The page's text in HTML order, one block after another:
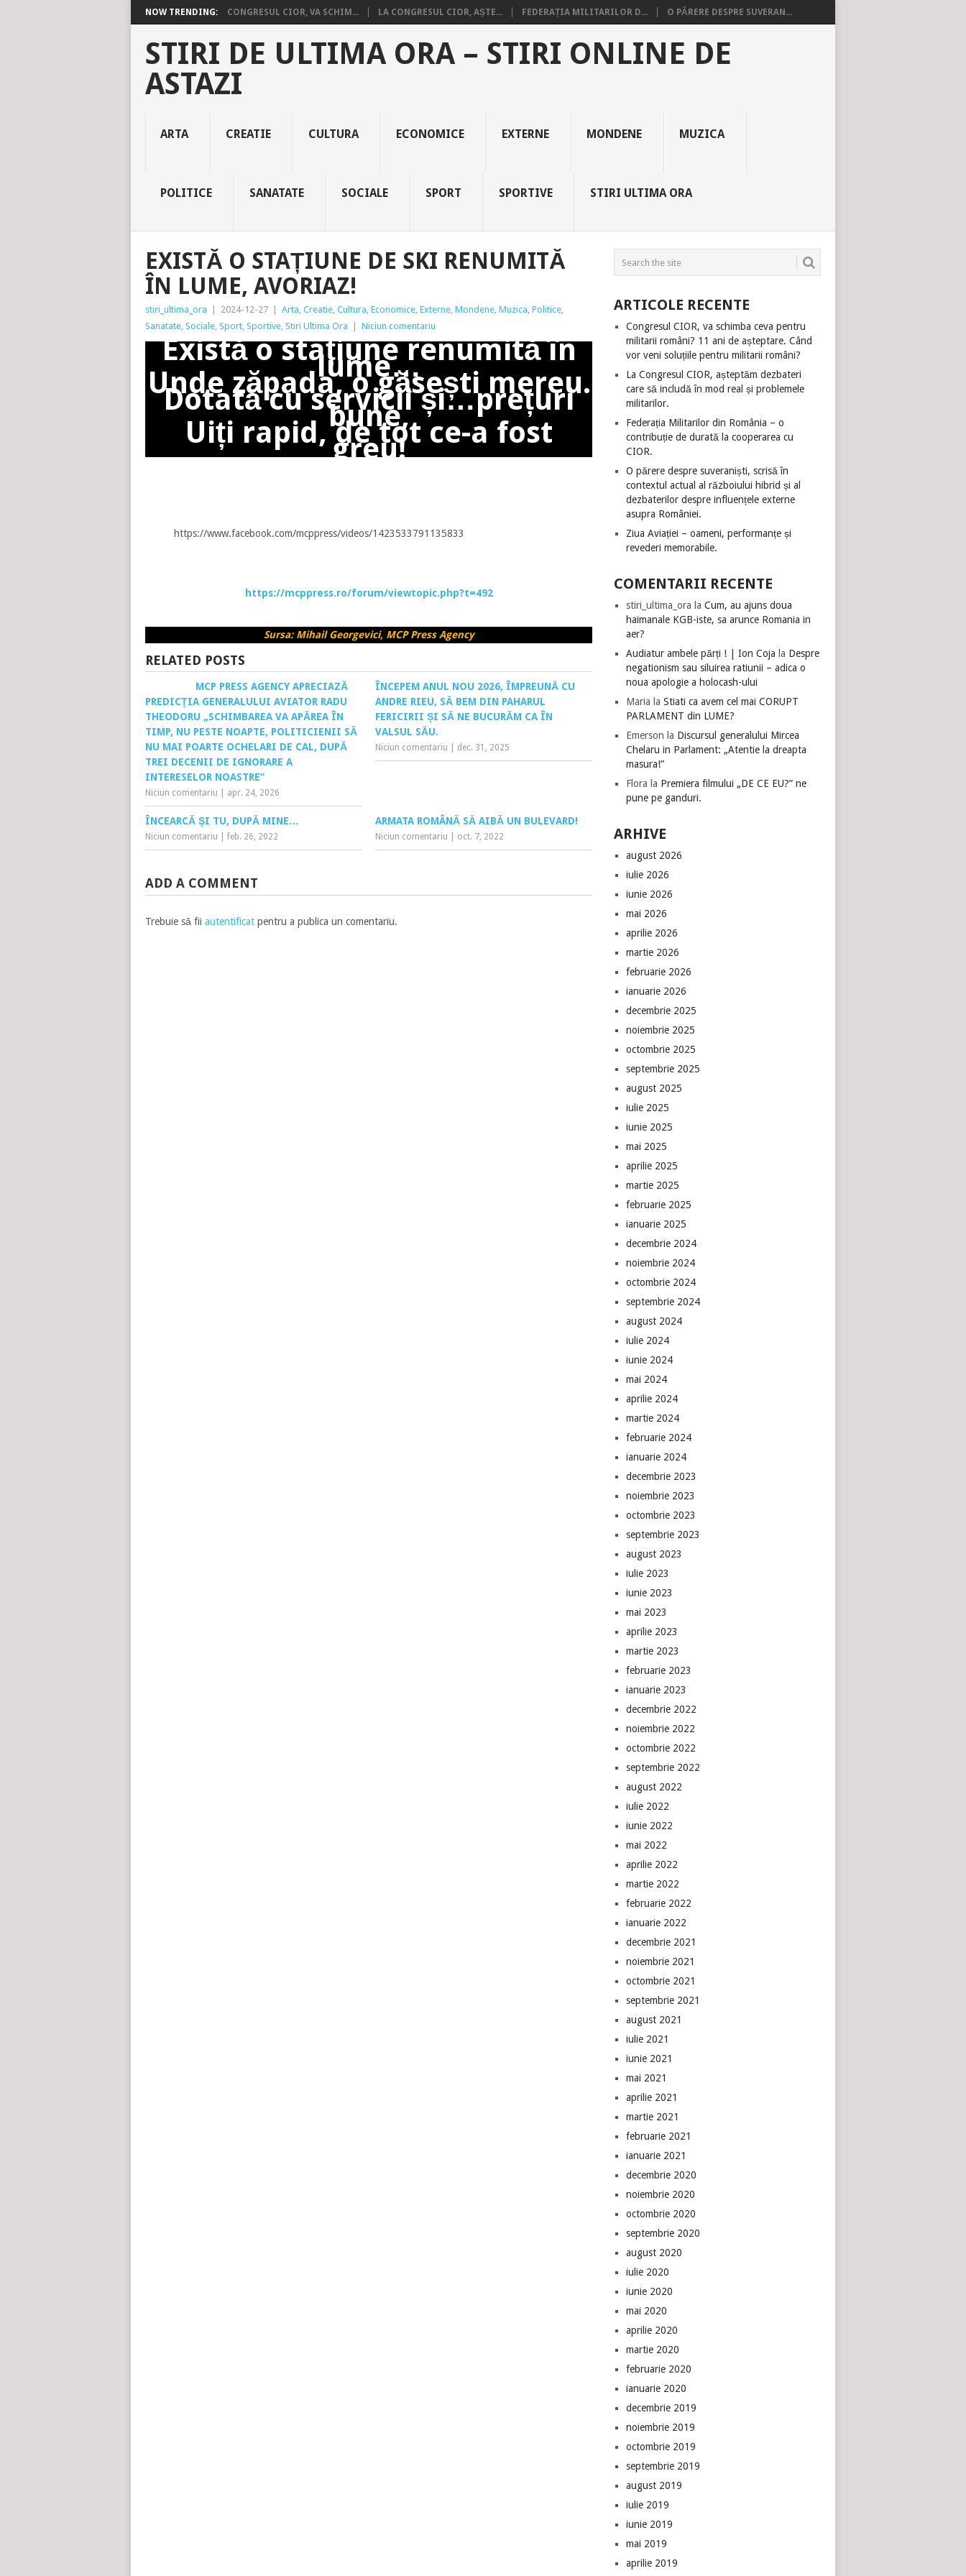
NOW TRENDING: CONGRESUL CIOR, VA SCHIM... LA CONGRESUL CIOR, AȘTE... FEDERAȚIA MILITARILOR D... O PĂRERE DESPRE SUVERAN...
STIRI DE ULTIMA ORA – STIRI ONLINE DE
ASTAZI
ARTA CREATIE CULTURA ECONOMICE EXTERNE MONDENE MUZICA
POLITICE SANATATE SOCIALE SPORT SPORTIVE STIRI ULTIMA ORA
EXISTĂ O STAȚIUNE DE SKI RENUMITĂ
ÎN LUME, AVORIAZ!
stiri_ultima_ora 2024-12-27 Arta, Creatie, Cultura, Economice, Externe, Mondene, Muzica, Politice,
Sanatate, Sociale, Sport, Sportive, Stiri Ultima Ora Niciun comentariu
Există o stațiune renumită în
lume…
Unde zăpada, o găsești mereu.
Dotată cu servicii și…prețuri
bune,
Uiți rapid, de tot ce-a fost
greu!
https://www.facebook.com/mcppress/videos/1423533791135833
https://mcppress.ro/forum/viewtopic.php?t=492
Sursa: Mihail Georgevici, MCP Press Agency
RELATED POSTS
MCP PRESS AGENCY APRECIAZĂ
PREDICȚIA GENERALULUI AVIATOR RADU
THEODORU „SCHIMBAREA VA APĂREA ÎN
TIMP, NU PESTE NOAPTE, POLITICIENII SĂ
NU MAI POARTE OCHELARI DE CAL, DUPĂ
TREI DECENII DE IGNORARE A
INTERESELOR NOASTRE”
Niciun comentariu apr. 24, 2026
ÎNCEPEM ANUL NOU 2026, ÎMPREUNĂ CU
ANDRE RIEU, SĂ BEM DIN PAHARUL
FERICIRII ȘI SĂ NE BUCURĂM CA ÎN
VALSUL SĂU.
Niciun comentariu dec. 31, 2025
ÎNCEARCĂ ȘI TU, DUPĂ MINE…
Niciun comentariu feb. 26, 2022
ARMATA ROMÂNĂ SĂ AIBĂ UN BULEVARD!
Niciun comentariu oct. 7, 2022
ADD A COMMENT
Trebuie să fii autentificat pentru a publica un comentariu.
ARTICOLE RECENTE
Congresul CIOR, va schimba ceva pentru
militarii români? 11 ani de așteptare. Când
vor veni soluțiile pentru militarii români?
La Congresul CIOR, așteptăm dezbateri
care să includă în mod real și problemele
militarilor.
Federația Militarilor din România – o
contribuție de durată la cooperarea cu
CIOR.
O părere despre suveraniști, scrisă în
contextul actual al războiului hibrid și al
dezbaterilor despre influențele externe
asupra României.
Ziua Aviației – oameni, performanțe și
revederi memorabile.
COMENTARII RECENTE
stiri_ultima_ora laCum, au ajuns doua
haimanale KGB-iste, sa arunce Romania in
aer?
Audiatur ambele părți ! | Ion Coja la Despre
negationism sau siluirea ratiunii – adica o
noua apologie a holocash-ului
Maria laStiati ca avem cel mai CORUPT
PARLAMENT din LUME?
Emerson la Discursul generalului Mircea
Chelaru in Parlament: „Atentie la dreapta
masura!”
Flora la Premiera filmului „DE CE EU?” ne
pune pe ganduri.
ARHIVE
august 2026
iulie 2026
iunie 2026
mai 2026
aprilie 2026
martie 2026
februarie 2026
ianuarie 2026
decembrie 2025
noiembrie 2025
octombrie 2025
septembrie 2025
august 2025
iulie 2025
iunie 2025
mai 2025
aprilie 2025
martie 2025
februarie 2025
ianuarie 2025
decembrie 2024
noiembrie 2024
octombrie 2024
septembrie 2024
august 2024
iulie 2024
iunie 2024
mai 2024
aprilie 2024
martie 2024
februarie 2024
ianuarie 2024
decembrie 2023
noiembrie 2023
octombrie 2023
septembrie 2023
august 2023
iulie 2023
iunie 2023
mai 2023
aprilie 2023
martie 2023
februarie 2023
ianuarie 2023
decembrie 2022
noiembrie 2022
octombrie 2022
septembrie 2022
august 2022
iulie 2022
iunie 2022
mai 2022
aprilie 2022
martie 2022
februarie 2022
ianuarie 2022
decembrie 2021
noiembrie 2021
octombrie 2021
septembrie 2021
august 2021
iulie 2021
iunie 2021
mai 2021
aprilie 2021
martie 2021
februarie 2021
ianuarie 2021
decembrie 2020
noiembrie 2020
octombrie 2020
septembrie 2020
august 2020
iulie 2020
iunie 2020
mai 2020
aprilie 2020
martie 2020
februarie 2020
ianuarie 2020
decembrie 2019
noiembrie 2019
octombrie 2019
septembrie 2019
august 2019
iulie 2019
iunie 2019
mai 2019
aprilie 2019